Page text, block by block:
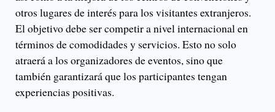
otros lugares de interés para los visitantes extranjeros.
El objetivo debe ser competir a nivel internacional en
términos de comodidades y servicios. Esto no solo
atraerá a los organizadores de eventos, sino que
también garantizará que los participantes tengan
experiencias positivas.